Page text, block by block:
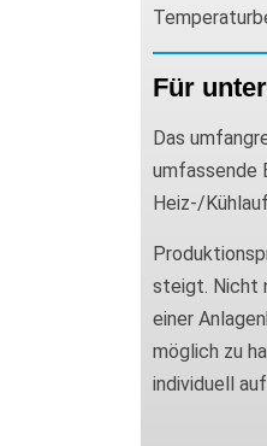
Für
Das
umfassende
Heiz-/
steigt. Nicht
einer
möglich zu
individuell